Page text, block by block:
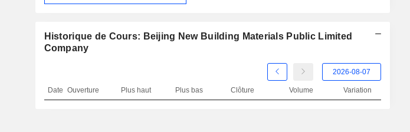
Historique de Cours: Beijing New Building Materials Public Limited
Company
Date Ouverture Plus haut Plus bas Clôture Volume Variation